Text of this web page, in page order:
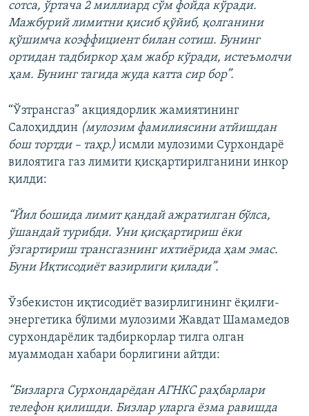
сотса, ўртача 2 миллиард сўм фойда кўради.
Мажбурий лимитни қисиб қўйиб, қолганини
қўшимча коэффициент билан сотиш. Бунинг
ортидан тадбиркор ҳам жабр кўради, истеъмолчи
ҳам. Бунинг тагида жуда катта сир бор”.
“Ўзтрансгаз” акциядорлик жамиятининг
Салоҳиддин (мулозим фамилиясини атйишдан
бош тортди – таҳр.) исмли мулозими Сурхондарё
вилоятига газ лимити қисқартирилганини инкор
қилди:
“Йил бошида лимит қандай ажратилган бўлса,
ўшандай турибди. Уни қисқартириш ёки
ўзгартириш трансгазнинг ихтиёрида ҳам эмас.
Буни Иқтисодиёт вазирлиги қилади”.
Ўзбекистон иқтисодиёт вазирлигининг ёқилғи-
энергетика бўлими мулозими Жавдат Шамамедов
сурхондарёлик тадбиркорлар тилга олган
муаммодан хабари борлигини айтди:
“Бизларга Сурхондарёдан АГНКС раҳбарлари
телефон қилишди. Бизлар уларга ёзма равишда